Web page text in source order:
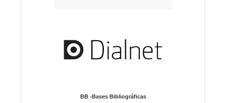
BB -Bases Bibliográficas